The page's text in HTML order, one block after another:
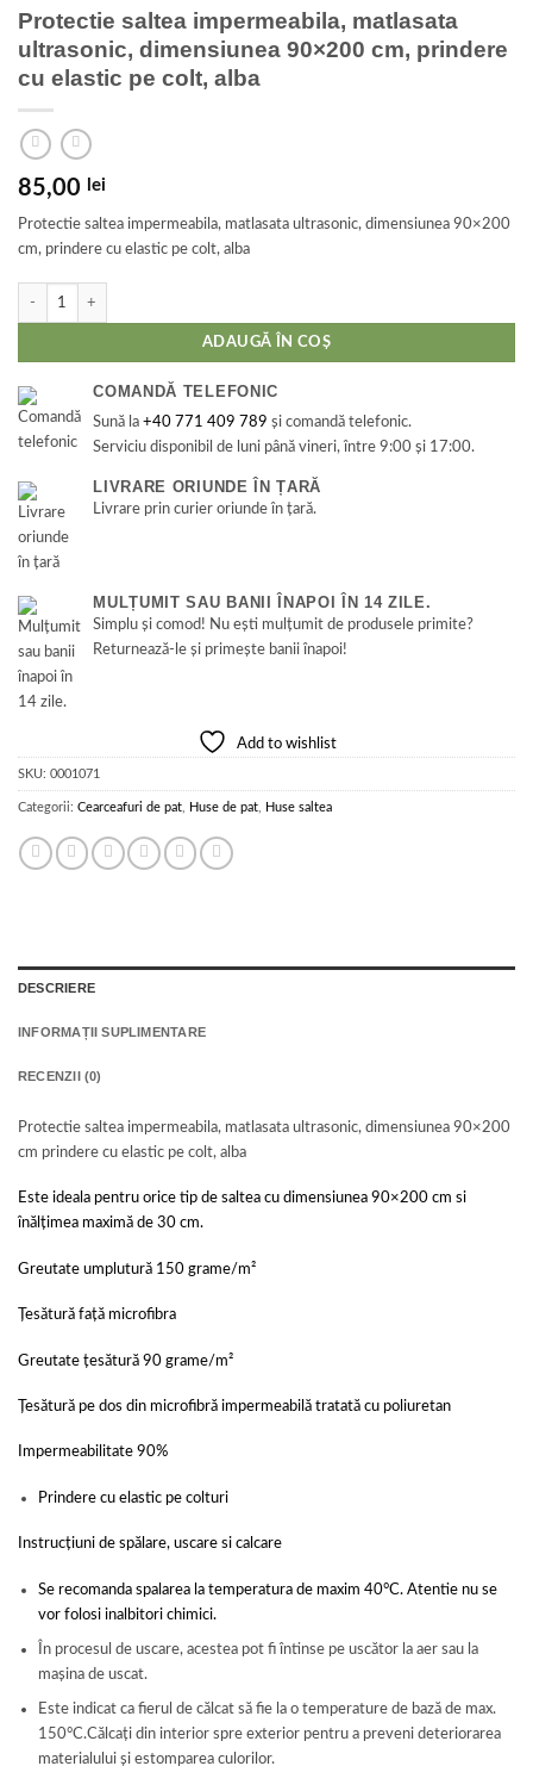
Protectie saltea impermeabila, matlasata
ultrasonic, dimensiunea 90×200 cm, prindere
cu elastic pe colt, alba
85,00 lei
Protectie saltea impermeabila, matlasata ultrasonic, dimensiunea 90×200
cm, prindere cu elastic pe colt, alba
ADAUGĂ ÎN COȘ
COMANDĂ TELEFONIC
Sună la+40 771 409 789 și comandă telefonic.
Serviciu disponibil de luni până vineri, între 9:00 și 17:00.
LIVRARE ORIUNDE ÎN ȚARĂ
Livrare prin curier oriunde în țară.
MULȚUMIT SAU BANII ÎNAPOI ÎN 14 ZILE.
Simplu și comod! Nu ești mulțumit de produsele primite?
Returnează-le și primește banii înapoi!
Add to wishlist
SKU: 0001071
Categorii: Cearceafuri de pat, Huse de pat, Huse saltea
DESCRIERE
INFORMAȚII SUPLIMENTARE
RECENZII (0)
Protectie saltea impermeabila, matlasata ultrasonic, dimensiunea 90×200
cm prindere cu elastic pe colt, alba
Este ideala pentru orice tip de saltea cu dimensiunea 90×200 cm si
înălțimea maximă de 30 cm.
Greutate umplutură 150 grame/m²
Țesătură față microfibra
Greutate țesătură 90 grame/m²
Țesătură pe dos din microfibră impermeabilă tratată cu poliuretan
Impermeabilitate 90%
Prindere cu elastic pe colturi
Instrucțiuni de spălare, uscare si calcare
Se recomanda spalarea la temperatura de maxim 40°C. Atentie nu se
vor folosi inalbitori chimici.
În procesul de uscare, acestea pot fi întinse pe uscător la aer sau la
mașina de uscat.
Este indicat ca fierul de călcat să fie la o temperature de bază de max.
150°C.Călcați din interior spre exterior pentru a preveni deteriorarea
materialului și estomparea culorilor.